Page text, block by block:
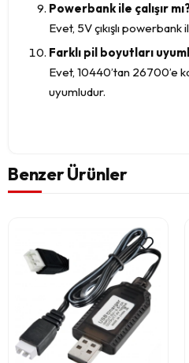
Powerbank ile çalışır
Evet, 5V çıkışlı powerbank
Farklı pil boyutları
Evet, 10440’tan 26700’e
uyumludur.
Benzer Ürünler